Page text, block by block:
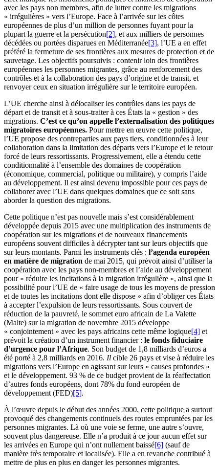
avec les pays non membres, afin de lutter contre les migrations
« irrégulières » vers l’Europe. Face à l’arrivée sur les côtes
européennes de plus d’un million de personnes fuyant pour la
plupart la guerre et la persécution[2], et aux milliers de personnes
décédées ou portées disparues en Méditerranée[3], l’UE a en effet
préféré la fermeture de ses frontières aux mesures de protection et de
sauvetage. Les objectifs poursuivis : contenir loin des frontières
européennes les personnes migrantes, grâce au renforcement des
contrôles et à la collaboration des pays d’origine et de transit, et
renvoyer ceux en situation irrégulière sur le territoire européen.
L’UE cherche ainsi à délocaliser les contrôles dans les pays de
départ et de transit et à sous-traiter à ces États la « gestion » des
migrations. C’est ce qu’on appelle l’externalisation des politiques
migratoires européennes. Pour mettre en œuvre cette politique,
l’UE propose des contreparties aux pays tiers, conditionnées à leur
collaboration dans la limitation des départs vers l’Europe et le retour
forcé de leurs ressortissants. Progressivement, elle a étendu cette
conditionnalité à l’ensemble des domaines de coopération
(économique, commercial, politique ou militaire), y compris l’aide
au développement. Il est ainsi devenu impossible pour ces pays de
collaborer avec l’UE dans quelques domaines que ce soit sans
aborder la question des migrations.
Cette politique n’est pas nouvelle mais s’est considérablement
développée depuis 2015 avec une multiplication des instruments de
coopération sur les migrations et de nouveaux financements
européens souvent difficiles à décrypter tant sur leurs objectifs que
sur leurs montants. Parmi les instruments clés : l’agenda européen
en matière de migration de mai 2015, qui prévoit ainsi d’utiliser la
coopération avec les pays non-membres et l’aide au développement
pour « réduire les incitations à la migration irrégulière », ainsi que la
possibilité pour l’UE de « faire usage de tous les moyens de pression
et de toutes les incitations dont elle dispose » afin d’obliger ces États
à accepter l’expulsion de leurs ressortissants. Sous couvert de
réduction de la pauvreté, le sommet euro africain de La Valette
(Malte) sur la migration de novembre 2015 développe
« conjointement » avec les pays africains cette même logique[4] et
prévoit la création d’un instrument financier : le fonds fiduciaire
d’urgence pour l’Afrique. Son budget de 1,8 milliards d’euros a
été porté à 2,8 milliards en 2016. Il cible 26 pays et vise à réduire les
migrations vers l’Europe en agissant sur leurs « causes profondes »
et le développement. 93 % de ce budget provient de la réaffectation
d’autres fonds européens, dont 78% du fond européen de
développement (FED)[5].
À l’œuvre depuis le début des années 2000, cette politique a surtout
provoqué des changements continuels des routes empruntées par les
personnes migrantes. Là où une voie se ferme, une autre s’ouvre,
souvent plus dangereuse. Elle n’a produit à ce jour aucun effet sur
les arrivées en Europe qui n’ont nullement baissé[6] (sauf de
manière très temporaire et localisée). Elle a en revanche contribué à
mettre de plus en plus en danger les personnes migrantes.